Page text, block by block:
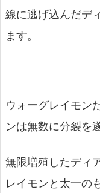
線に逃げ込んだデ
ます。
ウォーグレイモン
ンは無数に分裂を
無限増殖したディ
レイモンと太一の